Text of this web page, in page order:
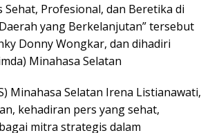
Profesional, dan Beretika di
yang Berkelanjutan” tersebut
Donny Wongkar, dan dihadiri
Minahasa Selatan
Minahasa Selatan Irena Listianawati,
kehadiran pers yang sehat,
mitra strategis dalam